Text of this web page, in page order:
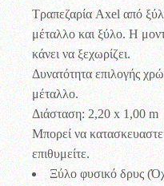
Τραπεζαρία Axelαπό
μέταλλο και ξύλο. Η
κάνει να ξεχωρίζει.
Δυνατότητα επιλογής
μέταλλο.
Διάσταση: 2,20 x 1,00 m
Μπορεί να
επιθυμείτε.
Ξύλο φυσικό δρυς